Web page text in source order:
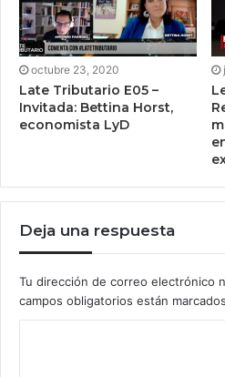
octubre 23, 2020
Late Tributario E05 –
Invitada: Bettina Horst,
economista LyD
Deja una respuesta
Tu dirección de correo electrónico
campos obligatorios están